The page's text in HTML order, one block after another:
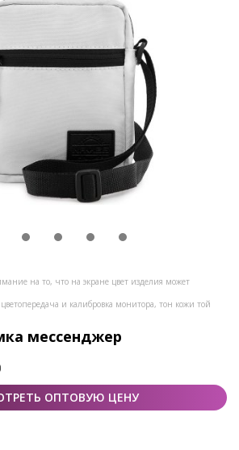
на то, что на экране цвет изделия может
и калибровка монитора, тон кожи той
мессенджер
ОПТОВУЮ ЦЕНУ